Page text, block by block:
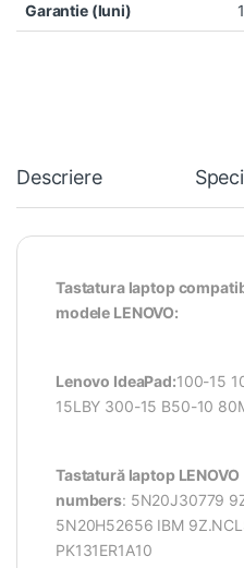
Garantie (luni)
Descriere
Tastatura laptop
modele LENOVO:
Lenovo IdeaPad:100-15
15LBY 300-15 B50-10
Tastatură laptop
numbers: 5N20J30779
5N20H52656 IBM
PK131ER1A10